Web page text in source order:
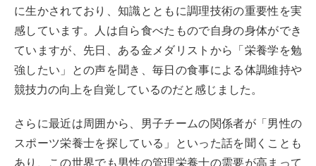
に生かされており、知識とともに調理技術の重要性を実
感しています。人は自ら食べたもので自身の身体ができ
ていますが、先日、ある金メダリストから「栄養学を勉
強したい」との声を聞き、毎日の食事による体調維持や
競技力の向上を自覚しているのだと感じました。
さらに最近は周囲から、男子チームの関係者が「男性の
スポーツ栄養士を探している」といった話を聞くことも
あり、この世界でも男性の管理栄養士の需要が高まって